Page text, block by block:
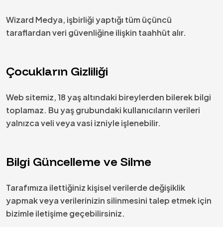
Wizard Medya, işbirliği yaptığı tüm üçüncü
taraflardan veri güvenliğine ilişkin taahhüt alır.
Çocukların Gizliliği
Web sitemiz, 18 yaş altındaki bireylerden bilerek bilgi
toplamaz. Bu yaş grubundaki kullanıcıların verileri
yalnızca veli veya vasi izniyle işlenebilir.
Bilgi Güncelleme ve Silme
Tarafımıza ilettiğiniz kişisel verilerde değişiklik
yapmak veya verilerinizin silinmesini talep etmek için
bizimle iletişime geçebilirsiniz.